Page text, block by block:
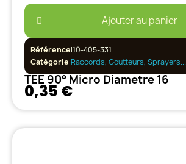
Ajouter au panier
RéférenceI10-405-331
Catégorie Raccords, Goutteurs, Sprayers...
TEE 90° Micro Diametre 16
0,35 €